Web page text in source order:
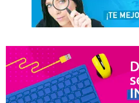
Funcionan muy bien
Recomendaría su compra: